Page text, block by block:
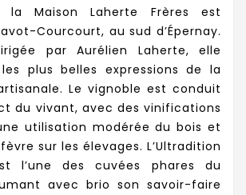
la Maison Laherte Frères est
Courcourt, au sud d’Épernay.
par Aurélien Laherte, elle
plus belles expressions de la
Le vignoble est conduit
du vivant, avec des vinifications
utilisation modérée du bois et
sur les élevages. L’Ultradition
l’une des cuvées phares du
avec brio son savoir-faire